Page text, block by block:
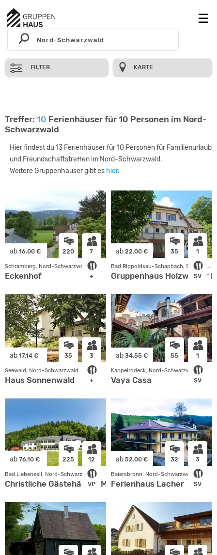
FILTER KARTE
Treffer: 10 Ferienhäuser für 10 Personen im Nord-
Schwarzwald
Hier findest du 13 Ferienhäuser für 10 Personen für Familienurlaub
und Freundschaftstreffen im Nord-Schwarzwald.
Weitere Gruppenhäuser gibt es hier.
ab 16.00 € 220 7
+
Schramberg, Nord-Schwarzwald
Eckenhof
ab 22.00 € 35 1
SV
Bad Rippoldsau-Schapbach, Schwarzwald
Gruppenhaus Holzwälder
ab 17.14 € 35 3
+
Seewald, Nord-Schwarzwald
Haus Sonnenwald
ab 34.55 € 55 1
SV
Kappelrodeck, Nord-Schwarzwald
Vaya Casa
ab 76.10 € 225 12
VP
Bad Liebenzell, Nord-Schwarzwald
Christliche Gästehäuser Monbachtal
ab 52.00 € 32 3
SV
Baiersbronn, Nord-Schwarzwald
Ferienhaus Lacher